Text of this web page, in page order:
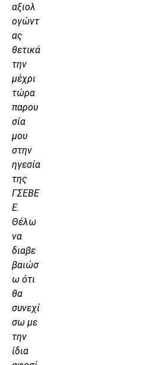
αξιολ
ογώντ
ας
θετικά
την
μέχρι
τώρα
παρου
σία
μου
στην
ηγεσία
της
ΓΣΕΒΕ
Ε.
Θέλω
να
διαβε
βαιώσ
ω ότι
θα
συνεχί
σω με
την
ίδια